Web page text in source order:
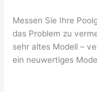
Messen Sie Ihre
das Problem zu
sehr altes Modell –
ein neuwertiges